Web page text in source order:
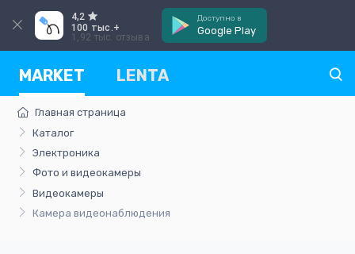
4,2
100 тыс.+
1,92 тыс. отзыва
Доступно в
Google Play
MARKET LENTA
Главная страница
Каталог
Электроника
Фото и видеокамеры
Видеокамеры
Камера видеонаблюдения